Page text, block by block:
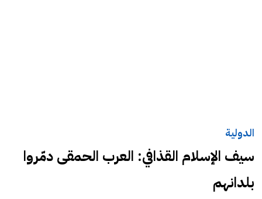
الدولية
سيف الإسلام القذافي: العرب الحمقى دمّروا
بلدانهم